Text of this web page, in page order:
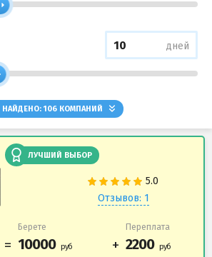
дней
НАЙДЕНО:106КОМПАНИЙ
ЛУЧШИЙ ВЫБОР
Отзывов: 1
Берете Переплата